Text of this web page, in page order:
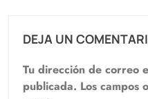
DEJA UN
Tu dirección de correo
publicada. Los campos